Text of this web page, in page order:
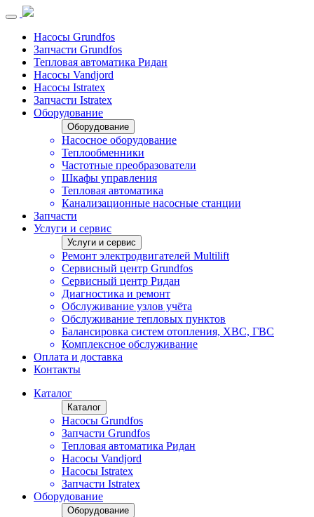
Насосы Grundfos
Запчасти Grundfos
Тепловая автоматика Ридан
Насосы Vandjord
Насосы Istratex
Запчасти Istratex
Оборудование
Оборудование
Насосное оборудование
Теплообменники
Частотные преобразователи
Шкафы управления
Тепловая автоматика
Канализационные насосные станции
Запчасти
Услуги и сервис
Услуги и сервис
Ремонт электродвигателей Multilift
Сервисный центр Grundfos
Сервисный центр Ридан
Диагностика и ремонт
Обслуживание узлов учёта
Обслуживание тепловых пунктов
Балансировка систем отопления, ХВС, ГВС
Комплексное обслуживание
Оплата и доставка
Контакты
Каталог
Каталог
Насосы Grundfos
Запчасти Grundfos
Тепловая автоматика Ридан
Насосы Vandjord
Насосы Istratex
Запчасти Istratex
Оборудование
Оборудование